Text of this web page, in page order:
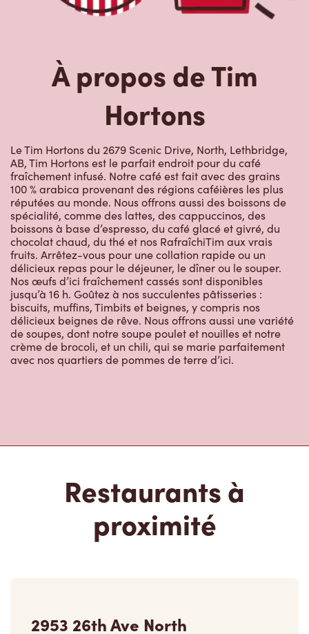
À propos de Tim
Hortons
Le Tim Hortons du 2679 Scenic Drive, North, Lethbridge,
AB, Tim Hortons est le parfait endroit pour du café
fraîchement infusé. Notre café est fait avec des grains
100 % arabica provenant des régions caféières les plus
réputées au monde. Nous offrons aussi des boissons de
spécialité, comme des lattes, des cappuccinos, des
boissons à base d’espresso, du café glacé et givré, du
chocolat chaud, du thé et nos RafraîchiTim aux vrais
fruits. Arrêtez-vous pour une collation rapide ou un
délicieux repas pour le déjeuner, le dîner ou le souper.
Nos œufs d’ici fraîchement cassés sont disponibles
jusqu’à 16 h. Goûtez à nos succulentes pâtisseries :
biscuits, muffins, Timbits et beignes, y compris nos
délicieux beignes de rêve. Nous offrons aussi une variété
de soupes, dont notre soupe poulet et nouilles et notre
crème de brocoli, et un chili, qui se marie parfaitement
avec nos quartiers de pommes de terre d’ici.
Restaurants à
proximité
2953 26th Ave North